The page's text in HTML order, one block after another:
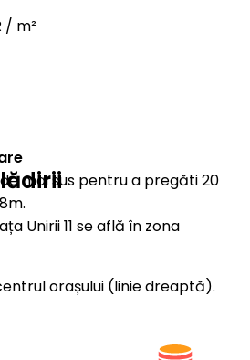
/ m²
mai sus pentru a pregăti 20
Unirii 11 se află în zona
orașului (linie dreaptă).